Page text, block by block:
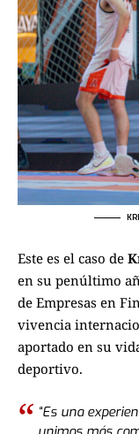
Este es el caso de
en su penúltimo
de Empresas en
vivencia
aportado en su
deportivo.
“Es una